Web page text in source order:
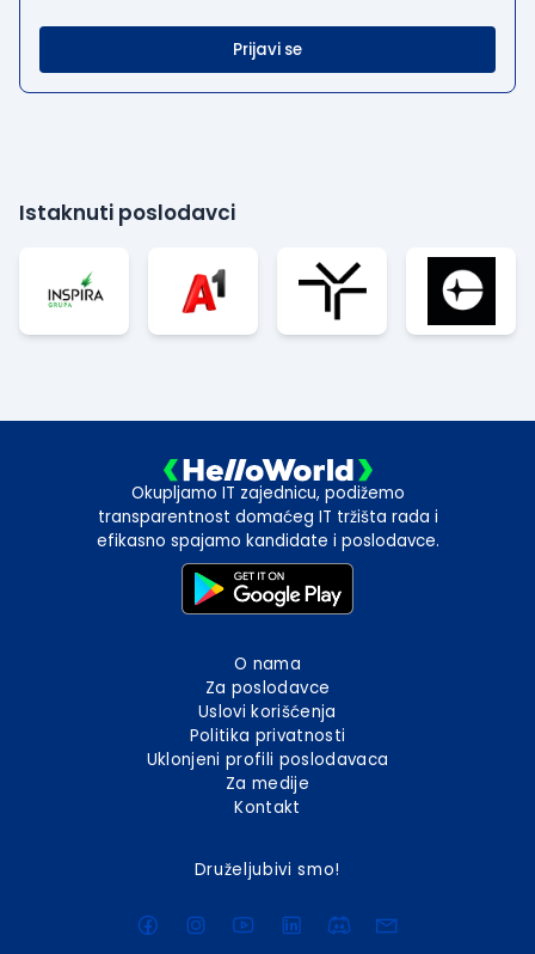
Prijavi se
Istaknuti poslodavci
Okupljamo IT zajednicu, podižemo
transparentnost domaćeg IT tržišta rada i
efikasno spajamo kandidate i poslodavce.
O nama
Za poslodavce
Uslovi korišćenja
Politika privatnosti
Uklonjeni profili poslodavaca
Za medije
Kontakt
Druželjubivi smo!